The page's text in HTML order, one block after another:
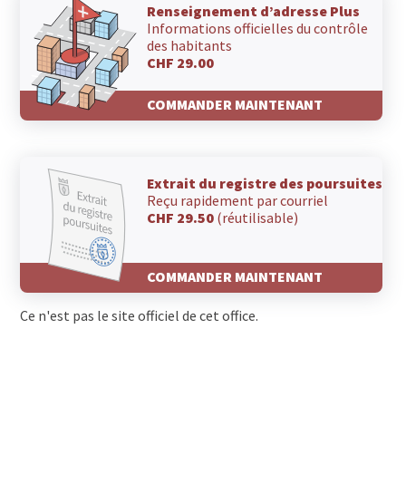
Renseignement d’adresse Plus
Informations officielles du contrôle
des habitants
CHF 29.00
COMMANDER MAINTENANT
Extrait du registre des poursuites
Reçu rapidement par courriel
CHF 29.50 (réutilisable)
COMMANDER MAINTENANT
Ce n'est pas le site officiel de cet office.